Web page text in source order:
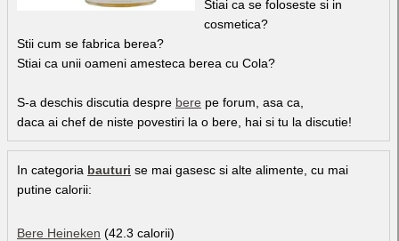
Stiai ca se foloseste si in
cosmetica?
Stii cum se fabrica berea?
Stiai ca unii oameni amesteca berea cu Cola?
S-a deschis discutia despre bere pe forum, asa ca,
daca ai chef de niste povestiri la o bere, hai si tu la discutie!
In categoria bauturi se mai gasesc si alte alimente, cu mai
putine calorii:
Bere Heineken (42.3 calorii)